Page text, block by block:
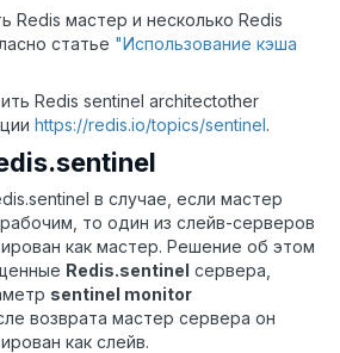
Redis мастер и несколько Redis
статье "Использование кэша
Redis sentinel architectother
https://redis.io/topics/sentinel.
в случае, если мастер
то один из слейв-серверов
как мастер. Решение об этом
Redis.sentinel сервера,
sentinel monitor
возврата мастер сервера он
как слейв.